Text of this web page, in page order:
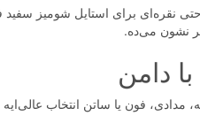
نقره‌ای برای استایل شومیز سفید
نشون می‌ده.
دامن
مدادی، فون یا ساتن انتخاب عالی‌ایه